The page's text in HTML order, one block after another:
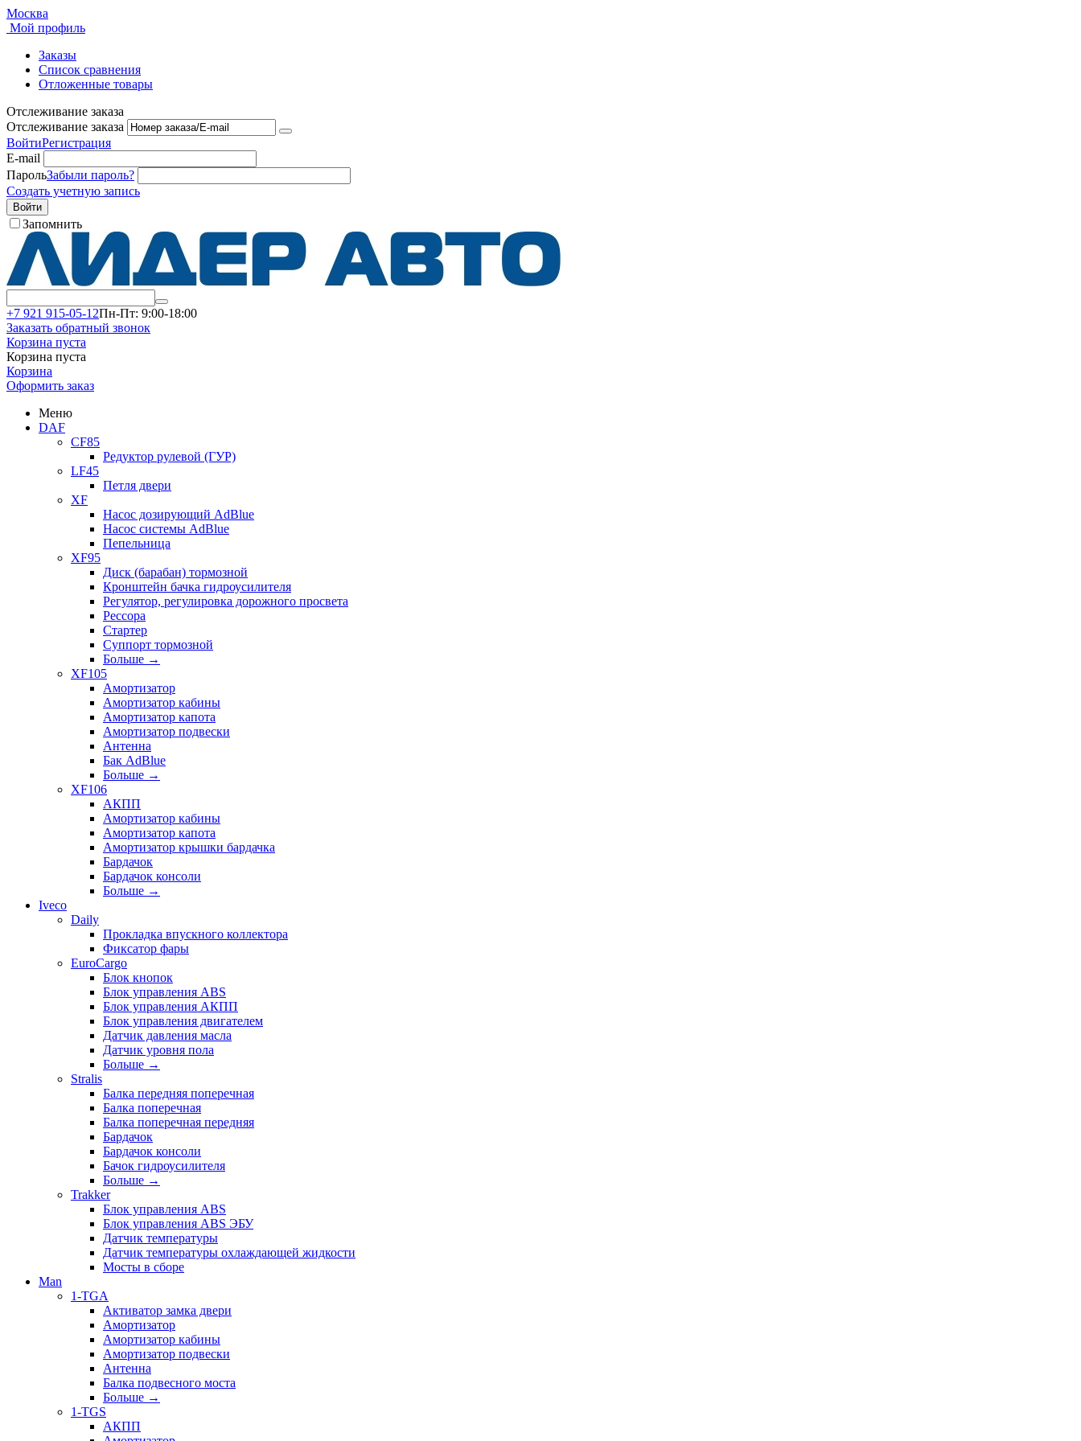
Москва
Мой профиль
Заказы
Список сравнения
Отложенные товары
Отслеживание заказа
Отслеживание заказа
ВойтиРегистрация
E-mail
ПарольЗабыли пароль?
Создать учетную запись
Войти
Запомнить
+7 921 915-05-12Пн-Пт: 9:00-18:00
Заказать обратный звонок
Корзина пуста
Корзина пуста
Корзина
Оформить заказ
Меню
DAF
CF85
Редуктор рулевой (ГУР)
LF45
Петля двери
XF
Насос дозирующий AdBlue
Насос системы AdBlue
Пепельница
XF95
Диск (барабан) тормозной
Кронштейн бачка гидроусилителя
Регулятор, регулировка дорожного просвета
Рессора
Стартер
Суппорт тормозной
Больше →
XF105
Амортизатор
Амортизатор кабины
Амортизатор капота
Амортизатор подвески
Антенна
Бак AdBlue
Больше →
XF106
АКПП
Амортизатор кабины
Амортизатор капота
Амортизатор крышки бардачка
Бардачок
Бардачок консоли
Больше →
Iveco
Daily
Прокладка впускного коллектора
Фиксатор фары
EuroCargo
Блок кнопок
Блок управления ABS
Блок управления АКПП
Блок управления двигателем
Датчик давления масла
Датчик уровня пола
Больше →
Stralis
Балка передняя поперечная
Балка поперечная
Балка поперечная передняя
Бардачок
Бардачок консоли
Бачок гидроусилителя
Больше →
Trakker
Блок управления ABS
Блок управления ABS ЭБУ
Датчик температуры
Датчик температуры охлаждающей жидкости
Мосты в сборе
Man
1-TGA
Активатор замка двери
Амортизатор
Амортизатор кабины
Амортизатор подвески
Антенна
Балка подвесного моста
Больше →
1-TGS
АКПП